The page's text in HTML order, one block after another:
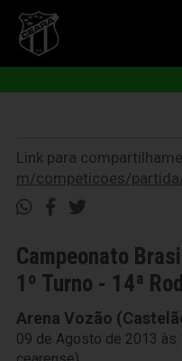
Link para
m/competicoes/
Campeonato
1º Turno - 14ª
Arena Vozão
09 de Agosto de 2013 às